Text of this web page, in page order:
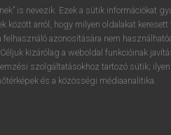
is nevezik. Ezek a sütik információkat
között arról, hogy milyen oldalakat keresett
felhasználó azonosítására nem
kizárólag a weboldal funkcióinak
szolgáltatásokhoz tartozó sütik;
és a közösségi médiaanalitika.
t z u i
g h j k l é
v b n m , .